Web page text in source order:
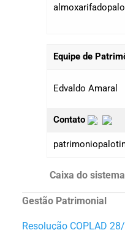
Equipe de
Edvaldo Amaral
Contato
Caixa do
Gestão Patrimonial
Resolução COPLAD